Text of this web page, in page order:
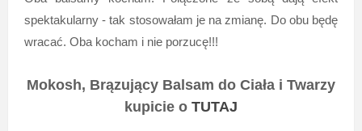
spektakularny - tak stosowałam je na zmianę. Do obu będę
wracać. Oba kocham i nie porzucę!!!
Mokosh, Brązujący Balsam do Ciała i Twarzy
kupicie o TUTAJ